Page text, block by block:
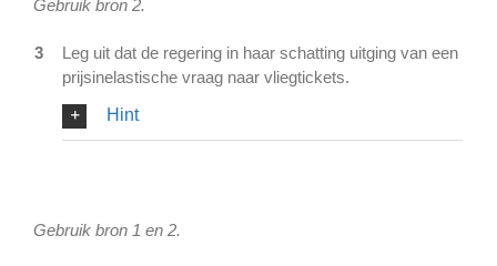
Gebruik bron 2.
3
Leg uit dat de regering in haar schatting uitging van een
prijsinelastische vraag naar vliegtickets.
Hint
Gebruik bron 1 en 2.